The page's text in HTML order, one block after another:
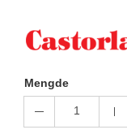
Mengde
1